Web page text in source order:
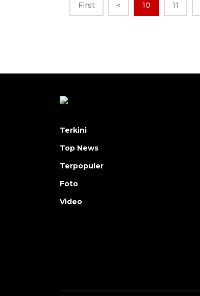
First « 10 11
Terkini
Top News
Terpopuler
Foto
Video